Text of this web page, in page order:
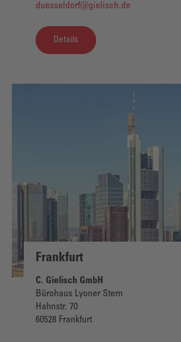
duesseldorf@gielisch.de
Details
Frankfurt
C. Gielisch GmbH
Bürohaus Lyoner Stern
Hahnstr. 70
60528 Frankfurt